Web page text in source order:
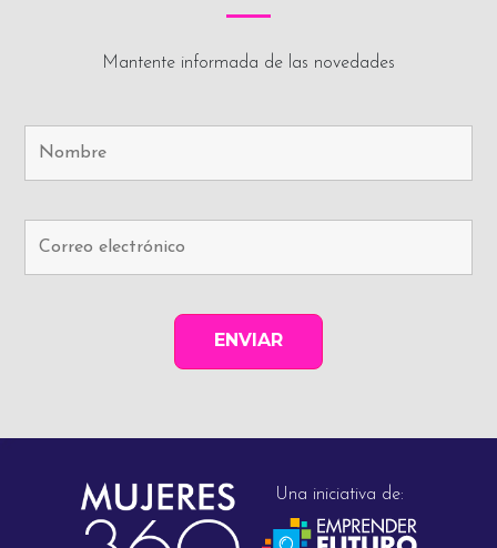
Mantente informada de las novedades
Una iniciativa de: